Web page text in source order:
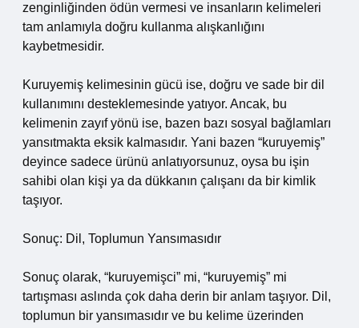
zenginliğinden ödün vermesi ve insanların kelimeleri
tam anlamıyla doğru kullanma alışkanlığını
kaybetmesidir.
Kuruyemiş kelimesinin gücü ise, doğru ve sade bir dil
kullanımını desteklemesinde yatıyor. Ancak, bu
kelimenin zayıf yönü ise, bazen bazı sosyal bağlamları
yansıtmakta eksik kalmasıdır. Yani bazen “kuruyemiş”
deyince sadece ürünü anlatıyorsunuz, oysa bu işin
sahibi olan kişi ya da dükkanın çalışanı da bir kimlik
taşıyor.
Sonuç: Dil, Toplumun Yansımasıdır
Sonuç olarak, “kuruyemişci” mi, “kuruyemiş” mi
tartışması aslında çok daha derin bir anlam taşıyor. Dil,
toplumun bir yansımasıdır ve bu kelime üzerinden